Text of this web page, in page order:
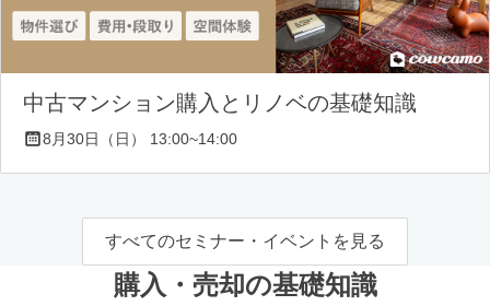
中古マンション購入とリノベの基礎知識
8月30日（日） 13:00~14:00
すべてのセミナー・イベントを見る
購入・売却の基礎知識